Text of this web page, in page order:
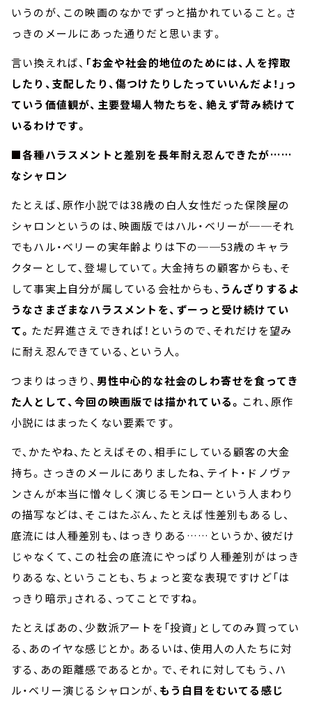
いうのが、この映画のなかでずっと描かれていること。さ
っきのメールにあった通りだと思います。
言い換えれば、 「お金や社会的地位のためには、人を搾取
したり、支配したり、傷つけたりしたっていいんだよ！」っ
ていう価値観が、主要登場人物たちを、絶えず苛み続けて
いるわけです。
■各種ハラスメントと差別を長年耐え忍んできたが……
なシャロン
たとえば、原作小説では38歳の白人女性だった保険屋の
シャロンというのは、映画版ではハル・ベリーが──それ
でもハル・ベリーの実年齢よりは下の──53歳のキャラ
クターとして、登場していて。大金持ちの顧客からも、そ
して事実上自分が属している会社からも、 うんざりするよ
うなさまざまなハラスメントを、ずーっと受け続けてい
て。 ただ昇進さえできれば！というので、それだけを望み
に耐え忍んできている、という人。
つまりはっきり、 男性中心的な社会のしわ寄せを食ってき
た人として、今回の映画版では描かれている。 これ、原作
小説にはまったくない要素です。
で、かたやね、たとえばその、相手にしている顧客の大金
持ち。さっきのメールにありましたね、テイト・ドノヴァ
ンさんが本当に憎々しく演じるモンローという人まわり
の描写などは、そこはたぶん、たとえば性差別もあるし、
底流には人種差別も、はっきりある……というか、彼だけ
じゃなくて、この社会の底流にやっぱり人種差別がはっき
りあるな、ということも、ちょっと変な表現ですけど「は
っきり暗示」される、ってことですね。
たとえばあの、少数派アートを「投資」としてのみ買ってい
る、あのイヤな感じとか。あるいは、使用人の人たちに対
する、あの距離感であるとか。で、それに対してもう、ハ
ル・ベリー演じるシャロンが、 もう白目をむいてる感じ